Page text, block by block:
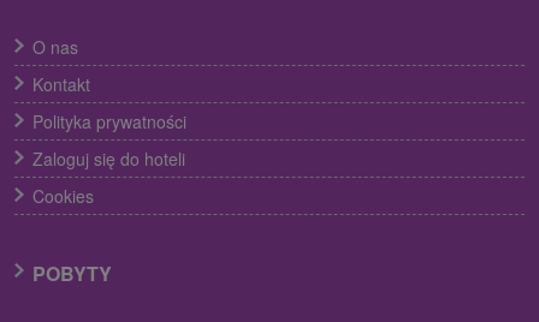
O nas
Kontakt
Polityka prywatności
Zaloguj się do hoteli
Cookies
POBYTY